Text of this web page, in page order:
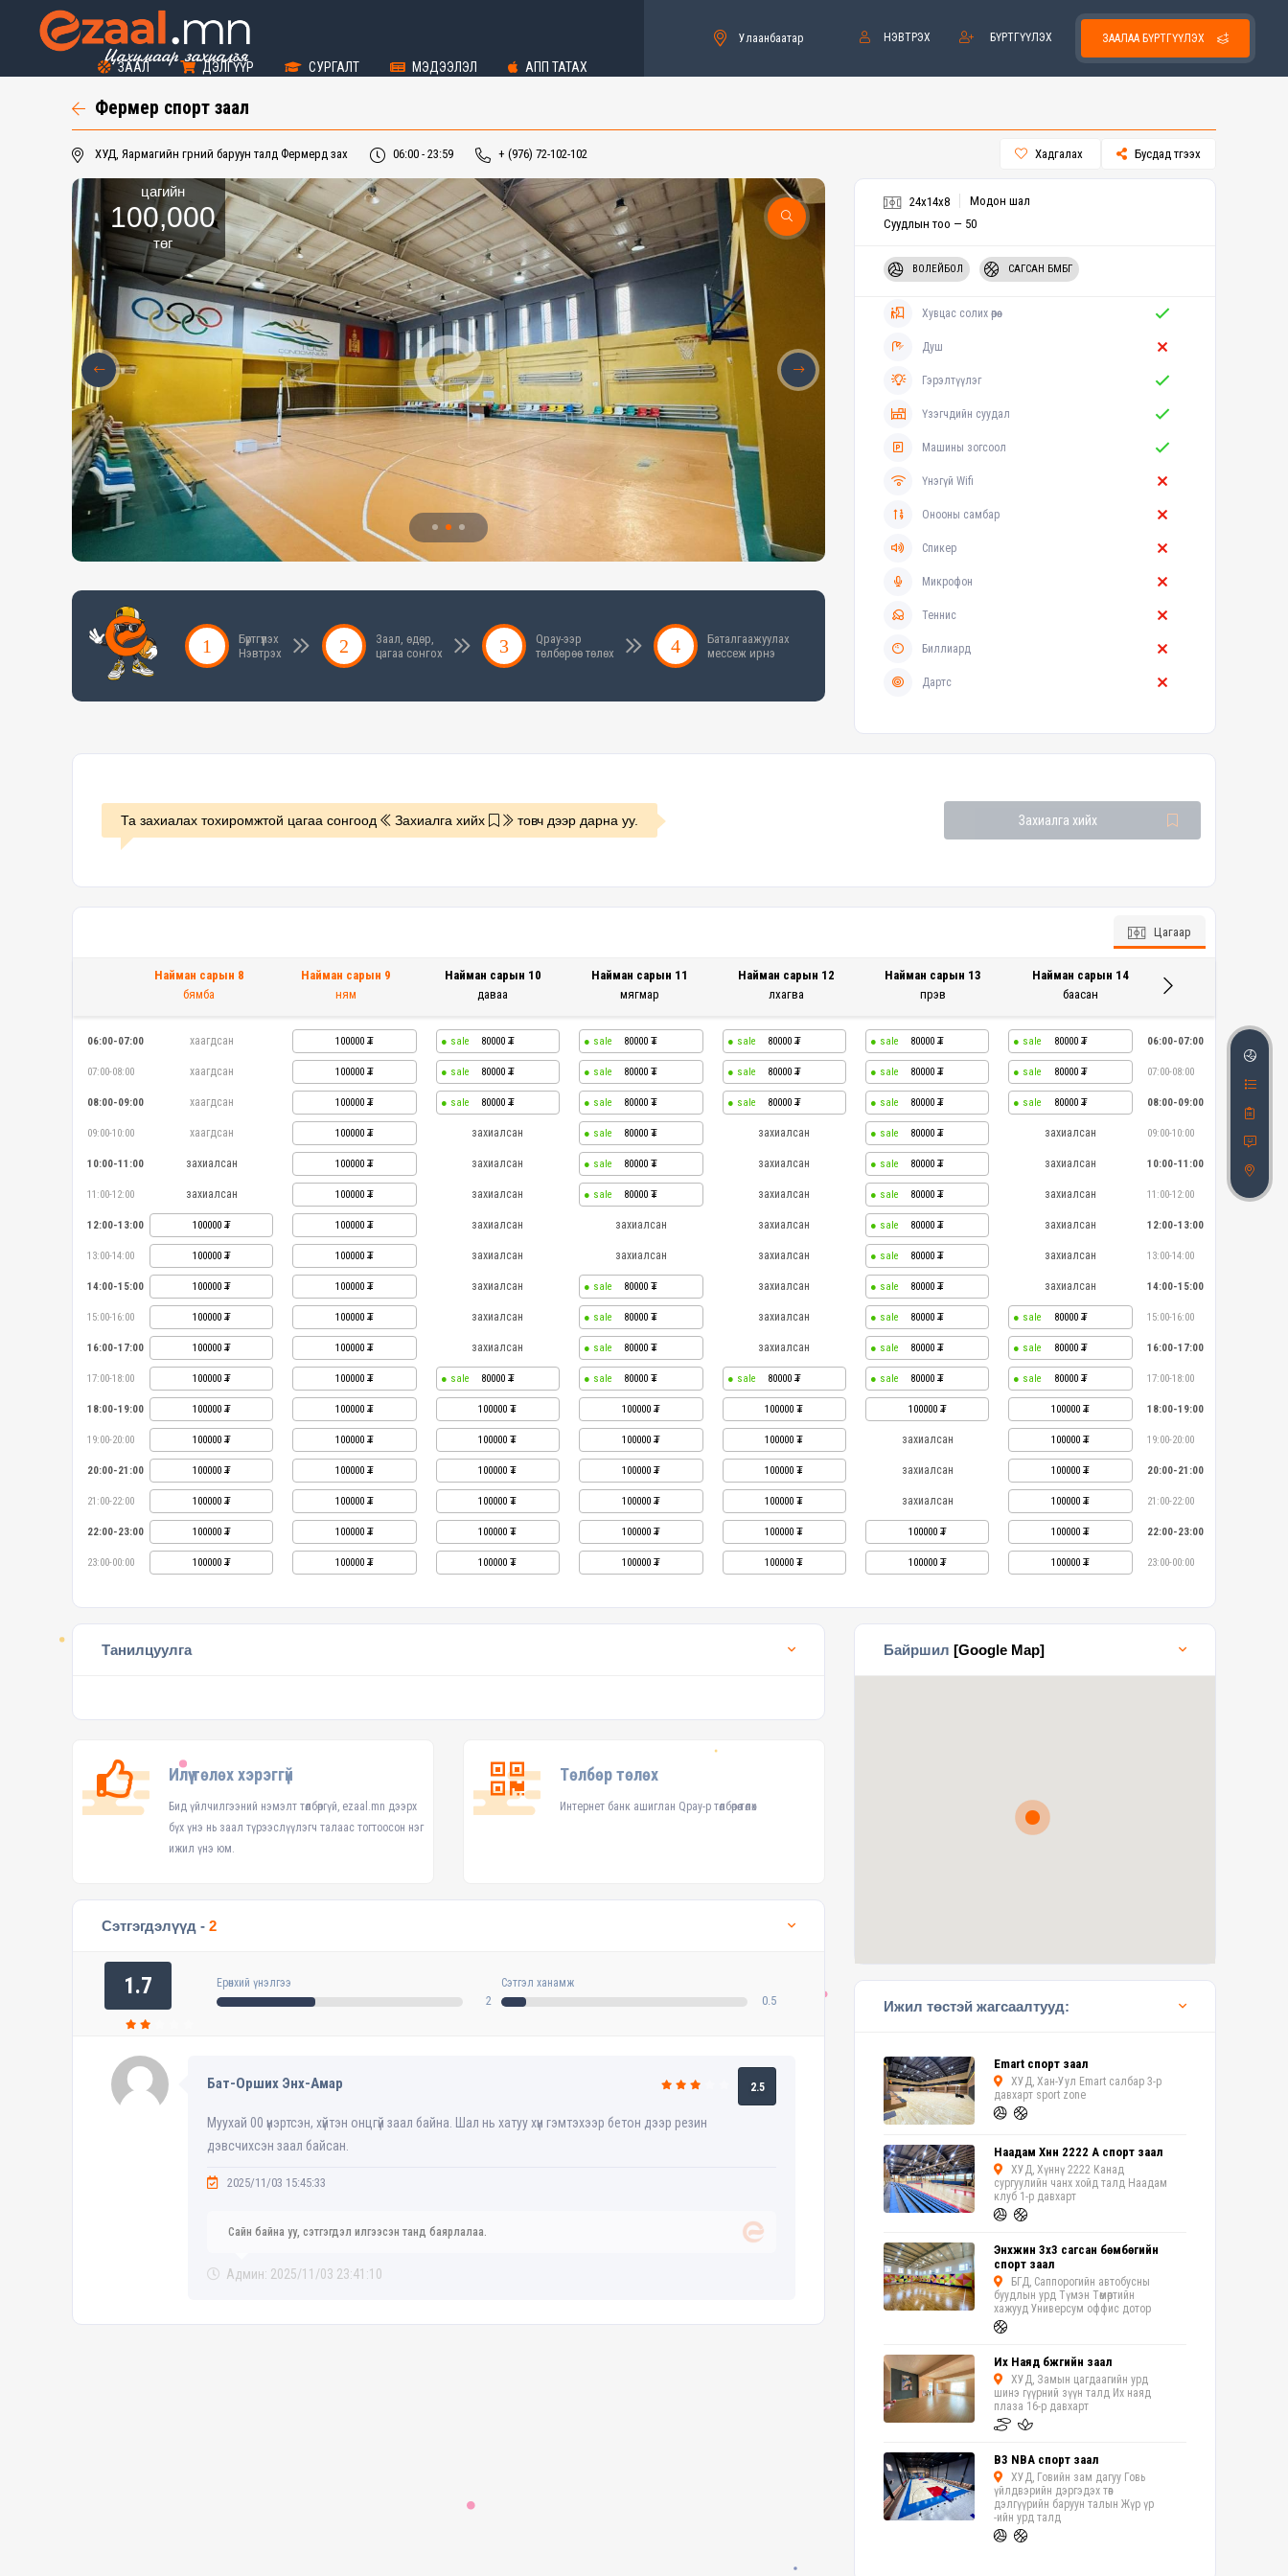
ЗААЛАА БҮРТГҮҮЛЭХ
БҮРТГҮҮЛЭХ
НЭВТРЭХ
Улаанбаатар
ЗААЛ ДЭЛГҮҮР СУРГАЛТ МЭДЭЭЛЭЛ АПП ТАТАХ
Фермер спорт заал
Хадгалах Бусдад түгээх
ХУД, Яармагийн гүүрний баруун талд Фермерүүд зах 06:00 - 23:59 + (976) 72-102-102
цагийн
100,000
төг
Бүртгүүлэх
Нэвтрэх
Заал, өдөр,
цагаа сонгох
Qpay-ээр
төлбөрөө төлөх
Баталгаажуулах
мессеж ирнэ
24x14x8
Модон шал
Суудлын тоо — 50
ВОЛЕЙБОЛ САГСАН БӨМБӨГ
Хувцас солих өрөө
Душ
Гэрэлтүүлэг
Үзэгчдийн суудал
Машины зогсоол
Үнэгүй Wifi
Онооны самбар
Спикер
Микрофон
Теннис
Биллиард
Дартс
Та захиалах тохиромжтой цагаа сонгоод Захиалга хийх товч дээр дарна уу. Захиалга хийх
Цагаар
Найман сарын 8
бямба
Найман сарын 9
ням
Найман сарын 10
даваа
Найман сарын 11
мягмар
Найман сарын 12
лхагва
Найман сарын 13
пүрэв
Найман сарын 14
баасан
06:00-07:00 хаагдсан 100000 80000 80000 80000 80000 80000 06:00-07:00
07:00-08:00 хаагдсан 100000 80000 80000 80000 80000 80000 07:00-08:00
08:00-09:00 хаагдсан 100000 80000 80000 80000 80000 80000 08:00-09:00
09:00-10:00 хаагдсан 100000 захиалсан 80000 захиалсан 80000 захиалсан 09:00-10:00
10:00-11:00 захиалсан 100000 захиалсан 80000 захиалсан 80000 захиалсан 10:00-11:00
11:00-12:00 захиалсан 100000 захиалсан 80000 захиалсан 80000 захиалсан 11:00-12:00
12:00-13:00 100000 100000 захиалсан захиалсан захиалсан 80000 захиалсан 12:00-13:00
13:00-14:00 100000 100000 захиалсан захиалсан захиалсан 80000 захиалсан 13:00-14:00
14:00-15:00 100000 100000 захиалсан 80000 захиалсан 80000 захиалсан 14:00-15:00
15:00-16:00 100000 100000 захиалсан 80000 захиалсан 80000 80000 15:00-16:00
16:00-17:00 100000 100000 захиалсан 80000 захиалсан 80000 80000 16:00-17:00
17:00-18:00 100000 100000 80000 80000 80000 80000 80000 17:00-18:00
18:00-19:00 100000 100000 100000 100000 100000 100000 100000 18:00-19:00
19:00-20:00 100000 100000 100000 100000 100000 захиалсан 100000 19:00-20:00
20:00-21:00 100000 100000 100000 100000 100000 захиалсан 100000 20:00-21:00
21:00-22:00 100000 100000 100000 100000 100000 захиалсан 100000 21:00-22:00
22:00-23:00 100000 100000 100000 100000 100000 100000 100000 22:00-23:00
23:00-00:00 100000 100000 100000 100000 100000 100000 100000 23:00-00:00
Танилцуулга
Илүү төлөх хэрэггүй
Бид үйлчилгээний нэмэлт төлбөргүй, ezaal.mn дээрх
бүх үнэ нь заал түрээслүүлэгч талаас тогтоосон нэг
ижил үнэ юм.
Төлбөр төлөх
Интернет банк ашиглан Qpay-р төлбөрөө төлөх
Сэтгэгдэлүүд - 2
1.7 Ерөнхий үнэлгээ
2
Сэтгэл ханамж
0.5
Бат-Орших Энх-Амар 2.5
Муухай 00 үнэртсэн, хүйтэн онцгүй заал байна. Шал нь хатуу хүн гэмтэхээр бетон дээр резин
дэвсчихсэн заал байсан.
2025/11/03 15:45:33
Сайн байна уу, сэтгэгдэл илгээсэн танд баярлалаа.
Админ: 2025/11/03 23:41:10
Байршил [Google Map]
Ижил төстэй жагсаалтууд:
Emart спорт заал
ХУД, Хан-Уул Emart салбар 3-р
давхарт sport zone
Наадам Хүннү 2222 А спорт заал
ХУД, Хүннү 2222 Канад
сургуулийн чанх хойд талд Наадам
клуб 1-р давхарт
Энхжин 3х3 сагсан бөмбөгийн
спорт заал
БГД, Саппорогийн автобусны
буудлын урд Түмэн Төмөртийн
хажууд Универсум оффис дотор
Их Наяд бүжгийн заал
ХУД, Замын цагдаагийн урд
шинэ гүүрний зүүн талд Их наяд
плаза 16-р давхарт
B3 NBA спорт заал
ХУД, Говийн зам дагуу Говь
үйлдвэрийн дэргэдэх төв
дэлгүүрийн баруун талын Жүр үр
-ийн урд талд